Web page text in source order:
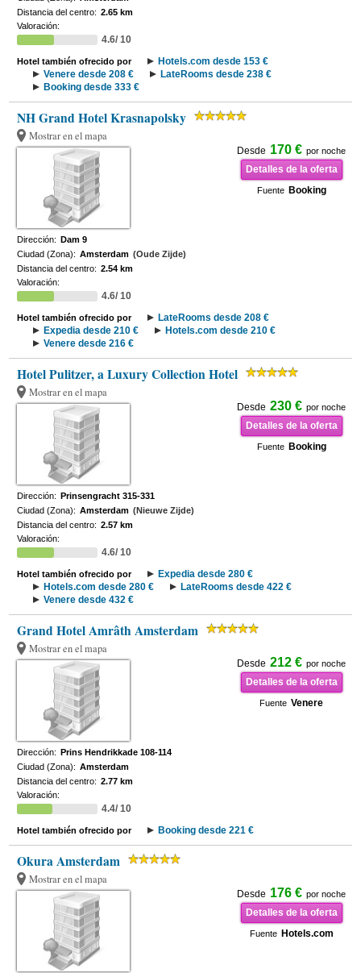
Distancia del centro: 2.65 km
Valoración:
4.6/ 10
Hotel también ofrecido por
Hotels.com desde 153 €
Venere desde 208 €
LateRooms desde 238 €
Booking desde 333 €
NH Grand Hotel Krasnapolsky
Mostrar en el mapa
Desde 170 € por noche
Detalles de la oferta
Fuente Booking
Dirección: Dam 9
Ciudad (Zona): Amsterdam (Oude Zijde)
Distancia del centro: 2.54 km
Valoración:
4.6/ 10
Hotel también ofrecido por
LateRooms desde 208 €
Expedia desde 210 €
Hotels.com desde 210 €
Venere desde 216 €
Hotel Pulitzer, a Luxury Collection Hotel
Mostrar en el mapa
Desde 230 € por noche
Detalles de la oferta
Fuente Booking
Dirección: Prinsengracht 315-331
Ciudad (Zona): Amsterdam (Nieuwe Zijde)
Distancia del centro: 2.57 km
Valoración:
4.6/ 10
Hotel también ofrecido por
Expedia desde 280 €
Hotels.com desde 280 €
LateRooms desde 422 €
Venere desde 432 €
Grand Hotel Amrâth Amsterdam
Mostrar en el mapa
Desde 212 € por noche
Detalles de la oferta
Fuente Venere
Dirección: Prins Hendrikkade 108-114
Ciudad (Zona): Amsterdam
Distancia del centro: 2.77 km
Valoración:
4.4/ 10
Hotel también ofrecido por Booking desde 221 €
Okura Amsterdam
Mostrar en el mapa
Desde 176 € por noche
Detalles de la oferta
Fuente Hotels.com